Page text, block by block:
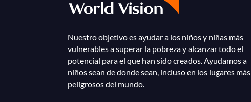
Nuestro objetivo es ayudar a los niños y niñas más
vulnerables a superar la pobreza y alcanzar todo el
potencial para el que han sido creados. Ayudamos a
niños sean de donde sean, incluso en los lugares más
peligrosos del mundo.